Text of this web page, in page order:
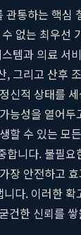
관통하는 핵심
없는 최우선
템과 의료 서
, 그리고 산후
신적 상태를
능성을 열어
할 수 있는 모
합니다. 불필요
장 안전하고
다. 이러한 확
건한 신뢰를